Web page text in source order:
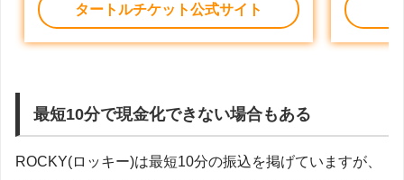
タートルチケット公式サイト
最短10分で現金化できない場合もある
ROCKY(ロッキー)は最短10分の振込を掲げていますが、